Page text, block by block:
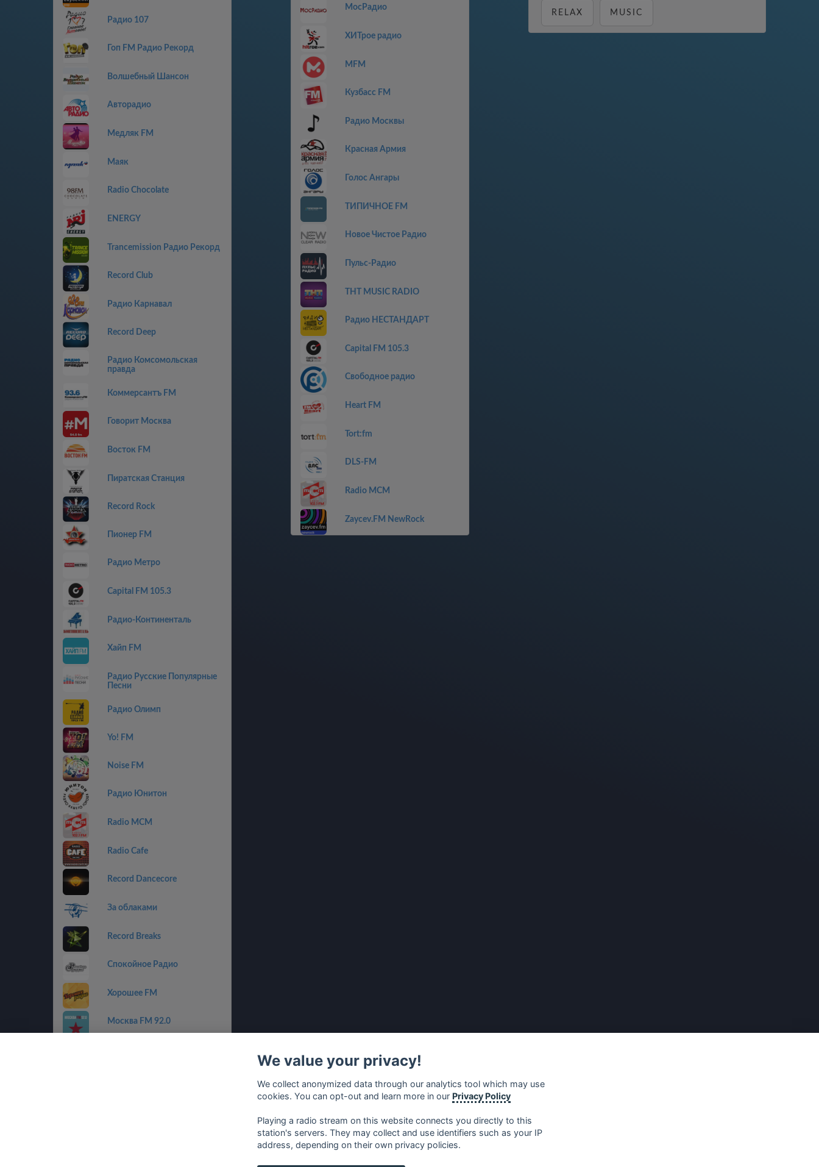
Радио 107
Гоп FM Радио Рекорд
Волшебный Шансон
Авторадио
Медляк FM
Маяк
Radio Chocolate
ENERGY
Trancemission Радио Рекорд
Record Club
Радио Карнавал
Record Deep
Радио Комсомольская
правда
Коммерсантъ FM
Говорит Москва
Восток FM
Пиратская Станция
Record Rock
Пионер FM
Радио Метро
Capital FM 105.3
Радио-Континенталь
Хайп FM
Радио Русские Популярные
Песни
Радио Олимп
Yo! FM
Noise FM
Радио Юнитон
Radio MCM
Radio Cafe
Record Dancecore
За облаками
Record Breaks
Спокойное Радио
Хорошее FM
Москва FM 92.0
МосРадио
ХИТрое радио
MFM
Кузбасс FM
Радио Москвы
Красная Армия
Голос Ангары
ТИПИЧНОЕ FM
Новое Чистое Радио
Пульс-Радио
THT MUSIC RADIO
Радио НЕСТАНДАРТ
Capital FM 105.3
Свободное радио
Heart FM
Tort:fm
DLS-FM
Radio MCM
Zaycev.FM NewRock
RELAX MUSIC
We value your privacy!
We collect anonymized data through our analytics tool which may use
cookies. You can opt-out and learn more in our Privacy Policy
Playing a radio stream on this website connects you directly to this
station's servers. They may collect and use identifiers such as your IP
address, depending on their own privacy policies.